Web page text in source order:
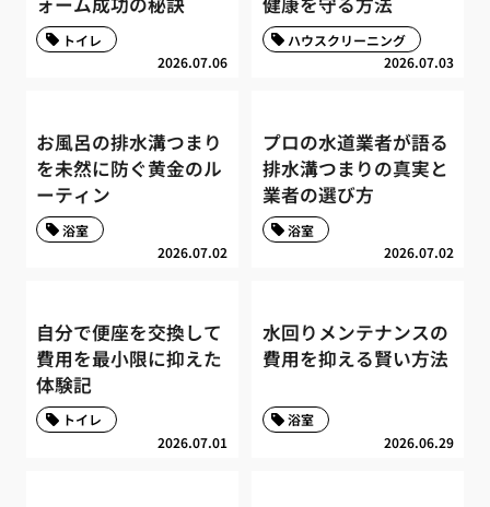
2026.07.06
トイレ
2026.07.03
ハウスクリーニング
お風呂の排水溝つまり
を未然に防ぐ黄金のル
ーティン
2026.07.02
浴室
プロの水道業者が語る
排水溝つまりの真実と
業者の選び方
2026.07.02
浴室
自分で便座を交換して
費用を最小限に抑えた
体験記
2026.07.01
トイレ
水回りメンテナンスの
費用を抑える賢い方法
2026.06.29
浴室